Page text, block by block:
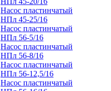
Насос пластинчатый
НПл 45-25/16
Насос пластинчатый
НПл 56-5/16
Насос пластинчатый
НПл 56-8/16
Насос пластинчатый
НПл 56-12,5/16
Насос пластинчатый